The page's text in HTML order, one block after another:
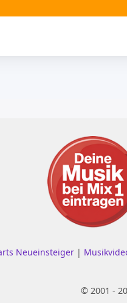
Neueinsteiger |
© 2001 -